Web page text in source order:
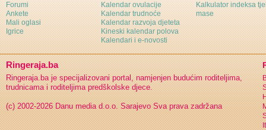
Forumi
Ankete
Mali oglasi
Igrice
Kalendar ovulacije
Kalendar trudnoće
Kalendar razvoja djeteta
Kineski kalendar polova
Kalendari i e-novosti
Kalkulator indeksa
mase
Ringeraja.ba
Ringeraja.ba je specijalizovani portal, namjenjen budućim roditeljima,
trudnicama i roditeljima predškolske djece.
(c) 2002-2026 Danu media d.o.o. Sarajevo Sva prava zadržana